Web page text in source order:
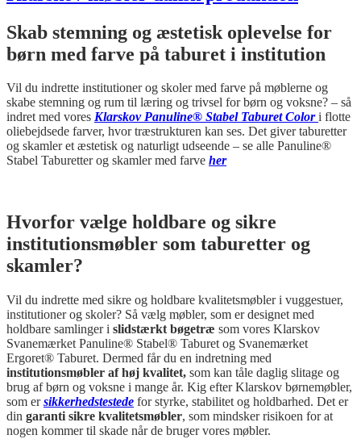
Skab stemning og æstetisk oplevelse for
børn med farve på taburet i institution
Vil du indrette institutioner og skoler med farve på møblerne og
skabe stemning og rum til læring og trivsel for børn og voksne? – så
indret med vores Klarskov Panuline® Stabel Taburet Colori flotte
oliebejdsede farver, hvor træstrukturen kan ses. Det giver taburetter
og skamler et æstetisk og naturligt udseende – se alle Panuline®
Stabel Taburetter og skamler med farve her
Hvorfor vælge holdbare og sikre
institutionsmøbler som taburetter og
skamler?
Vil du indrette med sikre og holdbare kvalitetsmøbler i vuggestuer,
institutioner og skoler? Så vælg møbler, som er designet med
holdbare samlinger i slidstærkt bøgetræ som vores Klarskov
Svanemærket Panuline® Stabel® Taburet og Svanemærket
Ergoret® Taburet. Dermed får du en indretning med
institutionsmøbler af høj kvalitet, som kan tåle daglig slitage og
brug af børn og voksne i mange år. Kig efter Klarskov børnemøbler,
som ersikkerhedstestede for styrke, stabilitet og holdbarhed. Det er
din garanti sikre kvalitetsmøbler, som mindsker risikoen for at
nogen kommer til skade når de bruger vores møbler.